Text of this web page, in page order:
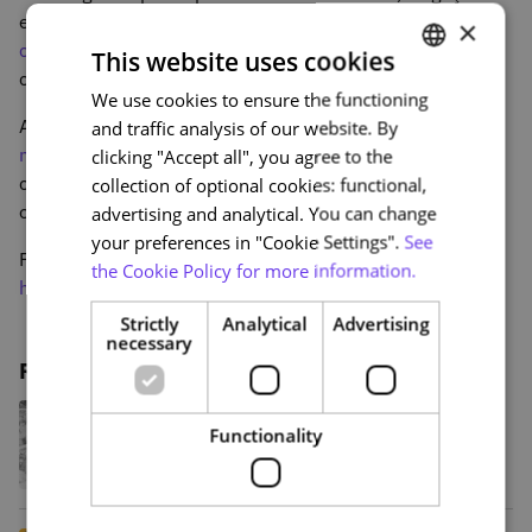
entre os dois projetos foi reforçada em 2024,
com a
criação do projeto PortugalX
, no âmbito do qual 60
cursos em português serão disponibilizados
As duas primeiras formações já têminscrições abertas
na plataforma, sendo que, no total, se estima que os
cursos cheguem a mais de 2 milhões de utilizadores
oriundos de países de língua oficial portuguesa.
Pode saber mais sobre o projeto edX.org em:
https://www.edx.org/about-us
Related posts
Da sátira de Bordalo Pinheiro à BD
contemporânea: NAU lança
programa de cursos sobre a História
da Banda Desenhada Portuguesa
PORTUGUESE
ENGLISH
×
This website uses cookies
We use cookies to ensure the functioning
and traffic analysis of our website. By
clicking "Accept all", you agree to the
collection of optional cookies: functional,
advertising and analytical. You can change
your preferences in "Cookie Settings". See
the Cookie Policy for more information.
Strictly
necessary
Analytical Advertising
Functionality